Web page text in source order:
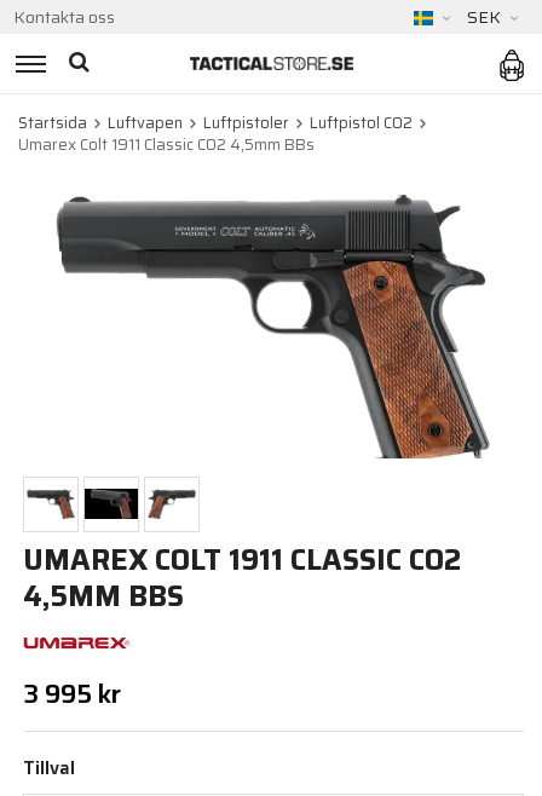
Kontakta oss SEK
Startsida Luftvapen Luftpistoler
Luftpistol CO2
Umarex Colt 1911 Classic CO2 4,5mm BBs
UMAREX COLT 1911 CLASSIC CO2
4,5MM BBS
3 995 kr
Tillval